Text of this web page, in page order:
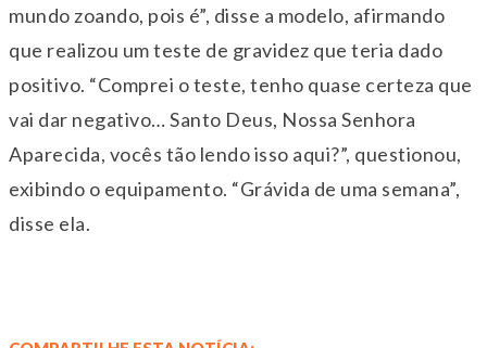
mundo zoando, pois é”, disse a modelo, afirmando
que realizou um teste de gravidez que teria dado
positivo. “Comprei o teste, tenho quase certeza que
vai dar negativo… Santo Deus, Nossa Senhora
Aparecida, vocês tão lendo isso aqui?”, questionou,
exibindo o equipamento. “Grávida de uma semana”,
disse ela.